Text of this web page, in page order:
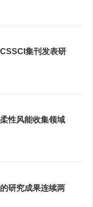
集刊发表研
性风能收集领域
研究成果连续两